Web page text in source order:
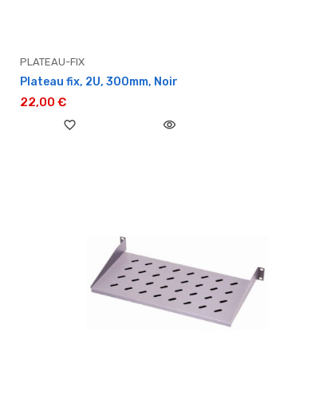
PLATEAU-FIX
Plateau fix, 2U, 300mm, Noir
22,00 €
favorite_border visibility